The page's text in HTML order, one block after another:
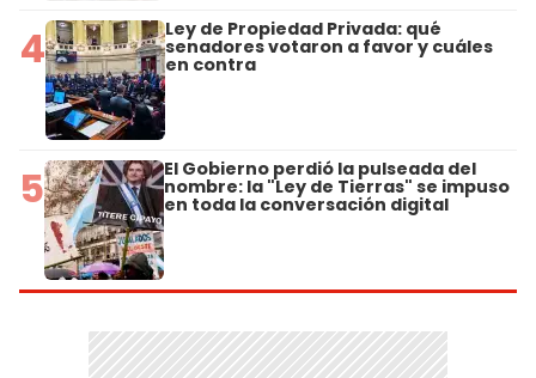
4 Ley de Propiedad Privada: qué
senadores votaron a favor y cuáles
en contra
5 El Gobierno perdió la pulseada del
nombre: la "Ley de Tierras" se impuso
en toda la conversación digital